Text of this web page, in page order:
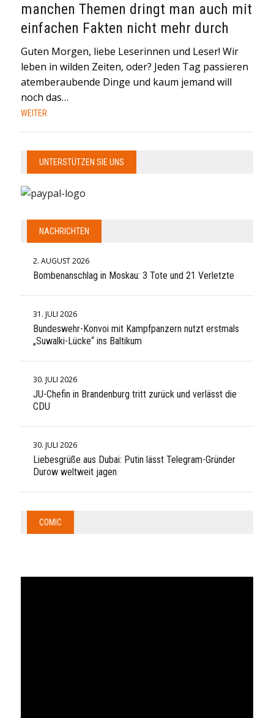
manchen Themen dringt man auch mit
einfachen Fakten nicht mehr durch
Guten Morgen, liebe Leserinnen und Leser! Wir
leben in wilden Zeiten, oder? Jeden Tag passieren
atemberaubende Dinge und kaum jemand will
noch das…
WEITER
UNTERSTÜTZEN SIE UNS
NACHRICHTEN
2. AUGUST 2026
Bombenanschlag in Moskau: 3 Tote und 21 Verletzte
31. JULI 2026
Bundeswehr-Konvoi mit Kampfpanzern nutzt erstmals
„Suwalki-Lücke“ ins Baltikum
30. JULI 2026
JU-Chefin in Brandenburg tritt zurück und verlässt die
CDU
30. JULI 2026
Liebesgrüße aus Dubai: Putin lässt Telegram-Gründer
Durow weltweit jagen
COMIC